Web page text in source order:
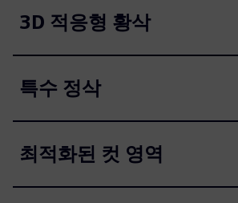
3D 적응형 황삭
특수 정삭
최적화된 컷 영역